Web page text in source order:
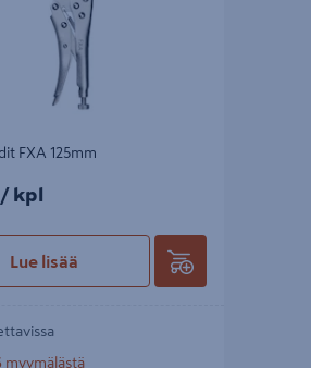
FXA 125mm
/ kpl
Lue lisää
myymälästä